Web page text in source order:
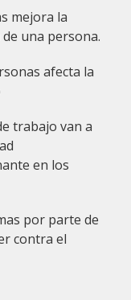
mejora la
una persona.
afecta la
trabajo van a
en los
por parte de
contra el